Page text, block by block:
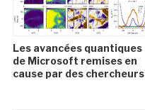
Les avancées quantiques
de Microsoft remises en
cause par des chercheurs